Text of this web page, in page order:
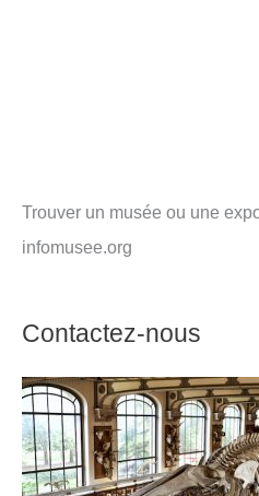
Trouver un musée ou une
infomusee.org
Contactez-nous